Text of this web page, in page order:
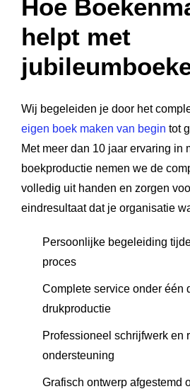
Hoe
helpt met
Wij begeleiden je door het
eigen boek maken van begin tot
Met meer dan 10 jaar ervaring in
boekproductie nemen we de
volledig uit handen en zorgen
eindresultaat dat je organisatie
Persoonlijke begeleiding
proces
Complete service onder één
drukproductie
Professioneel schrijfwerk en
ondersteuning
Grafisch ontwerp afgestemd